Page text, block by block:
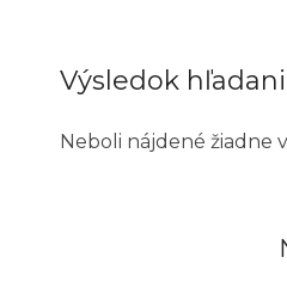
Výsledok
Neboli nájdené žiadne